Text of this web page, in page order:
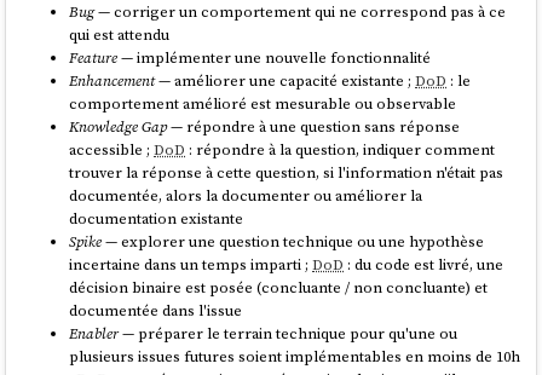
Bug— corriger un comportement qui ne correspond pas à ce
qui est attendu
Feature— implémenter une nouvelle fonctionnalité
Enhancement— améliorer une capacité existante ;DoD : le
comportement amélioré est mesurable ou observable
Knowledge Gap— répondre à une question sans réponse
accessible ;DoD : répondre à la question, indiquer comment
trouver la réponse à cette question, si l'information n'était pas
documentée, alors la documenter ou améliorer la
documentation existante
Spike— explorer une question technique ou une hypothèse
incertaine dans un temps imparti ;DoD : du code est livré, une
décision binaire est posée (concluante / non concluante) et
documentée dans l'issue
Enabler— préparer le terrain technique pour qu'une ou
plusieurs issues futures soient implémentables en moins de 10h